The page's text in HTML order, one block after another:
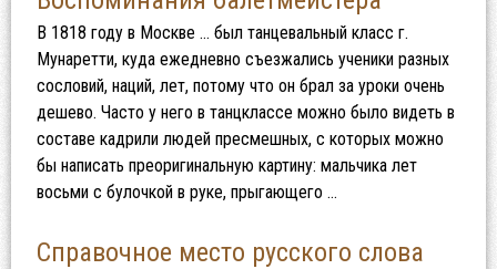
В 1818 году в Москве … был танцевальный класс г.
Мунаретти, куда ежедневно съезжались ученики разных
сословий, наций, лет, потому что он брал за уроки очень
дешево. Часто у него в танцклассе можно было видеть в
составе кадрили людей пресмешных, с которых можно
бы написать преоригинальную картину: мальчика лет
восьми с булочкой в руке, прыгающего …
Справочное место русского слова